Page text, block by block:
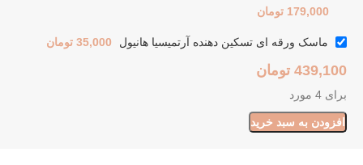
179,000 تومان
ماسک ورقه ای تسکین دهنده آرتمیسیا هانیول 35,000 تومان
439,100 تومان
برای 4 مورد
افزودن به سبد خرید